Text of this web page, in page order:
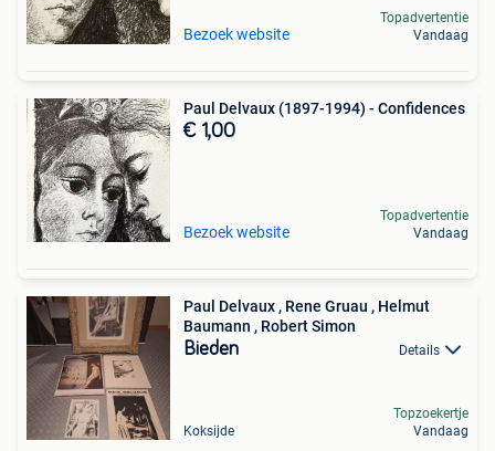
Bezoek website
Topadvertentie
Vandaag
Paul Delvaux (1897-1994) - Confidences
€ 1,00
Bezoek website
Topadvertentie
Vandaag
Paul Delvaux , Rene Gruau , Helmut
Baumann , Robert Simon
Bieden Details
Koksijde
Topzoekertje
Vandaag